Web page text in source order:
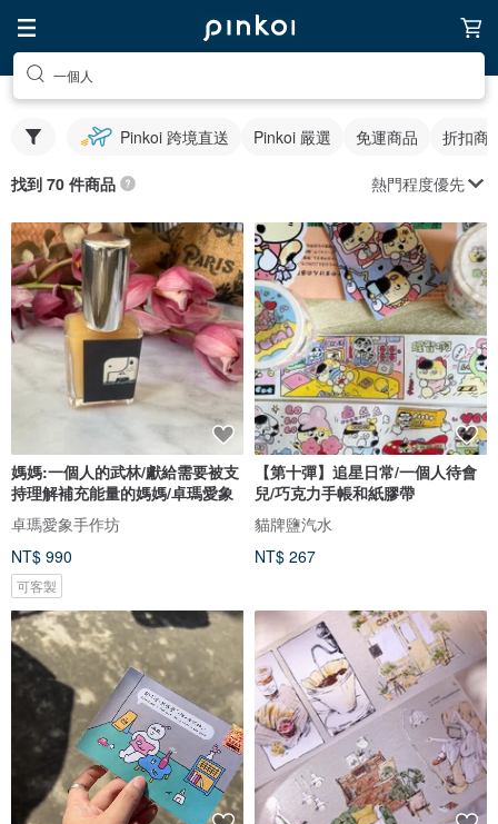
一個人
Pinkoi 跨境直送 Pinkoi 嚴選 免運商品 折扣商
找到 70 件商品 熱門程度優先
媽媽:一個人的武林/獻給需要被支
持理解補充能量的媽媽/卓瑪愛象
卓瑪愛象手作坊
NT$ 990
可客製
【第十彈】追星日常/一個人待會
兒/巧克力手帳和紙膠帶
貓牌鹽汽水
NT$ 267